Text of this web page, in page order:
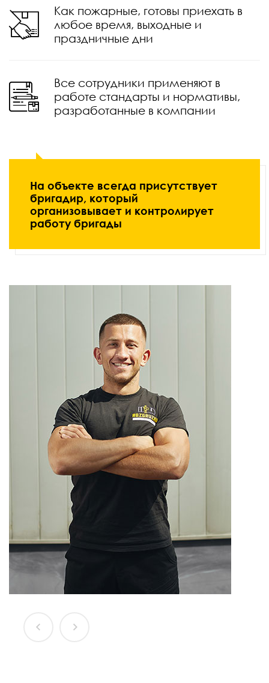
Как пожарные, готовы приехать в
любое время, выходные и
праздничные дни
Все сотрудники применяют в
работе стандарты и нормативы,
разработанные в компании
На объекте всегда присутствует
бригадир, который
организовывает и контролирует
работу бригады